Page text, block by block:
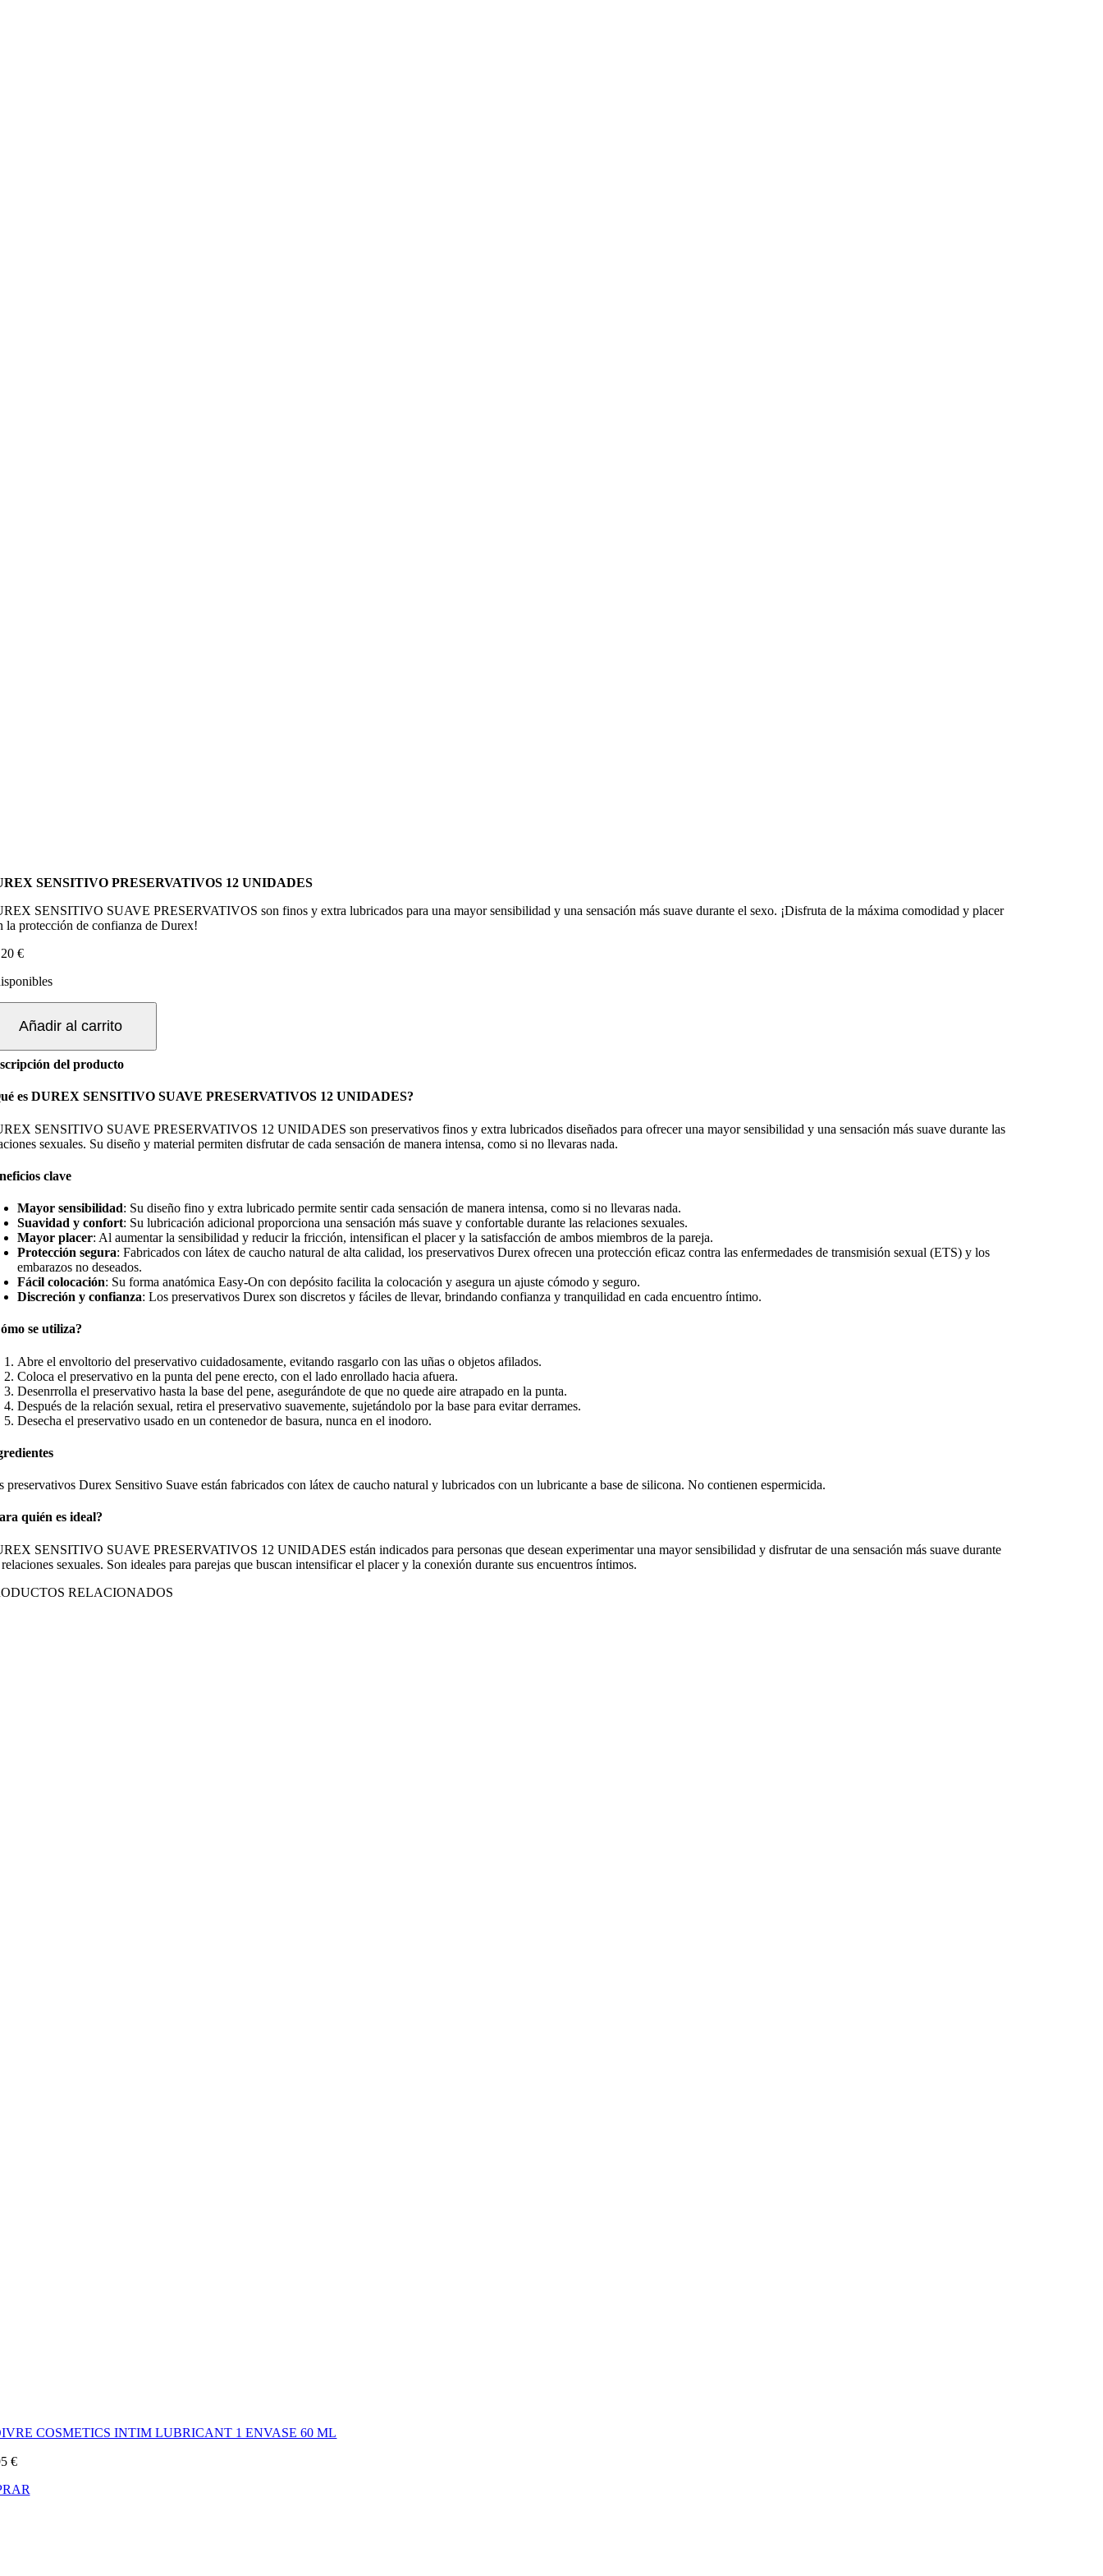
SENSITIVO PRESERVATIVOS 12 UNIDADES
SENSITIVO SUAVE PRESERVATIVOS son finos y extra lubricados para una mayor sensibilidad y una sensación más suave durante el sexo. ¡Disfruta de la máxima comodidad y placer
la protección de confianza de Durex!
€
Añadir al carrito
del producto
es DUREX SENSITIVO SUAVE PRESERVATIVOS 12 UNIDADES?
SENSITIVO SUAVE PRESERVATIVOS 12 UNIDADES son preservativos finos y extra lubricados diseñados para ofrecer una mayor sensibilidad y una sensación más suave durante las
sexuales. Su diseño y material permiten disfrutar de cada sensación de manera intensa, como si no llevaras nada.
clave
Mayor sensibilidad: Su diseño fino y extra lubricado permite sentir cada sensación de manera intensa, como si no llevaras nada.
Suavidad y confort: Su lubricación adicional proporciona una sensación más suave y confortable durante las relaciones sexuales.
Mayor placer: Al aumentar la sensibilidad y reducir la fricción, intensifican el placer y la satisfacción de ambos miembros de la pareja.
Protección segura: Fabricados con látex de caucho natural de alta calidad, los preservativos Durex ofrecen una protección eficaz contra las enfermedades de transmisión sexual (ETS) y los
embarazos no deseados.
Fácil colocación: Su forma anatómica Easy-On con depósito facilita la colocación y asegura un ajuste cómodo y seguro.
Discreción y confianza: Los preservativos Durex son discretos y fáciles de llevar, brindando confianza y tranquilidad en cada encuentro íntimo.
se utiliza?
Abre el envoltorio del preservativo cuidadosamente, evitando rasgarlo con las uñas o objetos afilados.
Coloca el preservativo en la punta del pene erecto, con el lado enrollado hacia afuera.
Desenrrolla el preservativo hasta la base del pene, asegurándote de que no quede aire atrapado en la punta.
Después de la relación sexual, retira el preservativo suavemente, sujetándolo por la base para evitar derrames.
Desecha el preservativo usado en un contenedor de basura, nunca en el inodoro.
preservativos Durex Sensitivo Suave están fabricados con látex de caucho natural y lubricados con un lubricante a base de silicona. No contienen espermicida.
quién es ideal?
SENSITIVO SUAVE PRESERVATIVOS 12 UNIDADES están indicados para personas que desean experimentar una mayor sensibilidad y disfrutar de una sensación más suave durante
relaciones sexuales. Son ideales para parejas que buscan intensificar el placer y la conexión durante sus encuentros íntimos.
RELACIONADOS
COSMETICS INTIM LUBRICANT 1 ENVASE 60 ML
€